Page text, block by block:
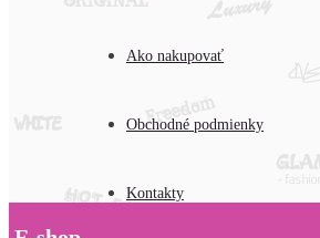
Ako nakupovať
Obchodné podmienky
Kontakty